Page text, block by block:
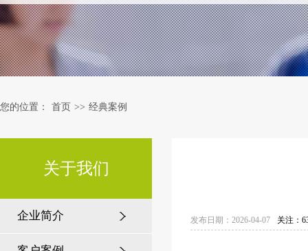
您的位置： 首页 >> 经典案例
关于我们
企业简介 发布日期：2026-04-07 关注：